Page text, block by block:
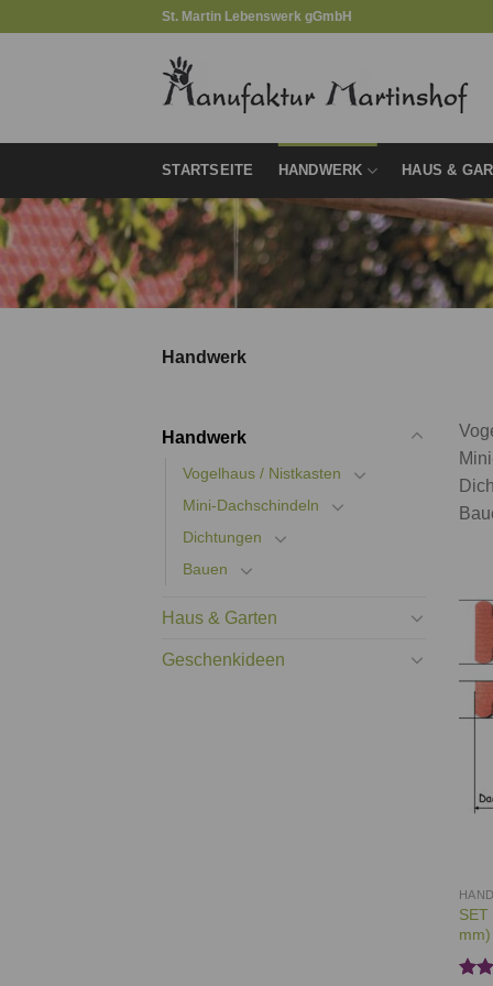
St. Martin Lebenswerk gGmbH
STARTSEITE HANDWERK HAUS &
Handwerk
Handwerk
Vogelhaus / Nistkasten
Mini-Dachschindeln
Dichtungen
Bauen
Haus & Garten
Geschenkideen
mm)